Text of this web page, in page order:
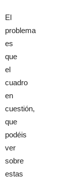
El
problema
es
que
el
cuadro
en
cuestión,
que
podéis
ver
sobre
estas